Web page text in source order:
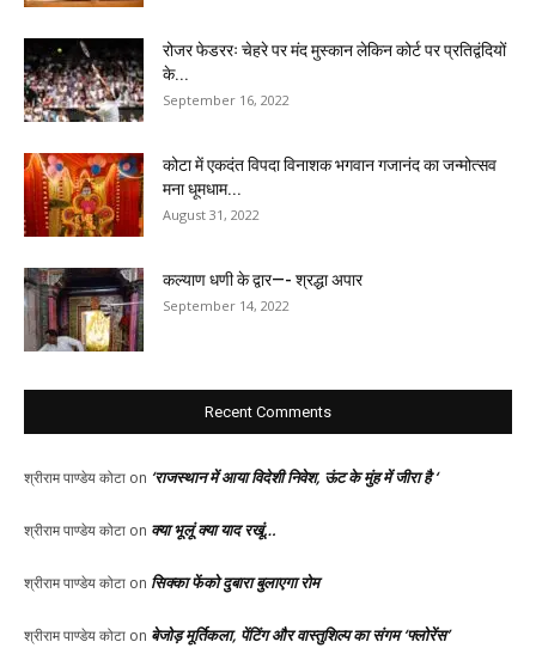
रोजर फेडररः चेहरे पर मंद मुस्कान लेकिन कोर्ट पर प्रतिद्वंदियों
के...
September 16, 2022
कोटा में एकदंत विपदा विनाशक भगवान गजानंद का जन्मोत्सव
मना धूमधाम...
August 31, 2022
कल्याण धणी के द्वार—- श्रद्धा अपार
September 14, 2022
Recent Comments
श्रीराम पाण्डेय कोटा on ‘राजस्थान में आया विदेशी निवेश, ऊंट के मुंह में जीरा है ‘
श्रीराम पाण्डेय कोटा on क्या भूलूं क्या याद रखूं…
श्रीराम पाण्डेय कोटा on सिक्का फेंको दुबारा बुलाएगा रोम
श्रीराम पाण्डेय कोटा on बेजोड़ मूर्तिकला, पेंटिंग और वास्तुशिल्प का संगम ‘फ्लोरेंस’